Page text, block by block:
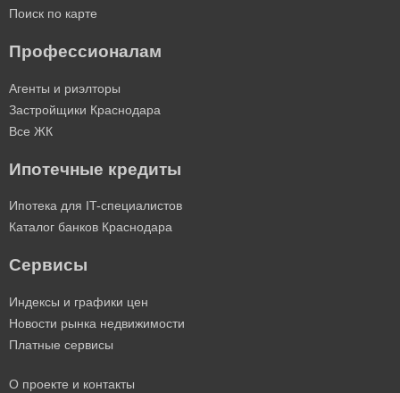
Поиск по карте
Профессионалам
Агенты и риэлторы
Застройщики Краснодара
Все ЖК
Ипотечные кредиты
Ипотека для IT-специалистов
Каталог банков Краснодара
Сервисы
Индексы и графики цен
Новости рынка недвижимости
Платные сервисы
О проекте и контакты